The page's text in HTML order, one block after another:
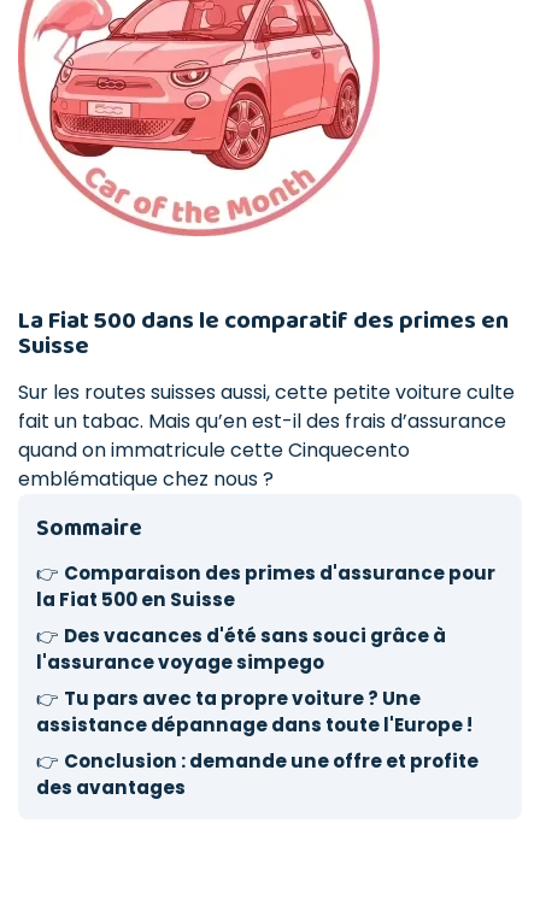
La Fiat 500 dans le comparatif des primes en
Suisse
Sur les routes suisses aussi, cette petite voiture culte
fait un tabac. Mais qu’en est-il des frais d’assurance
quand on immatricule cette Cinquecento
emblématique chez nous ?
Sommaire
👉 Comparaison des primes d'assurance pour
la Fiat 500 en Suisse
👉 Des vacances d'été sans souci grâce à
l'assurance voyage simpego
👉 Tu pars avec ta propre voiture ? Une
assistance dépannage dans toute l'Europe !
👉 Conclusion : demande une offre et profite
des avantages